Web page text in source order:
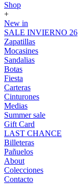
Shop
+
New in
SALE INVIERNO 26
Zapatillas
Mocasines
Sandalias
Botas
Fiesta
Carteras
Cinturones
Medias
Summer sale
Gift Card
LAST CHANCE
Billeteras
Pañuelos
About
Colecciones
Contacto